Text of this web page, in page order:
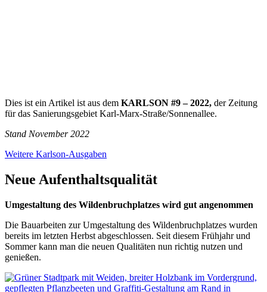
Dies ist ein Artikel ist aus dem KARLSON #9 – 2022, der Zeitung
für das Sanierungsgebiet Karl-Marx-Straße/Sonnenallee.
Stand November 2022
Weitere Karlson-Ausgaben
Neue Aufenthaltsqualität
Umgestaltung des Wildenbruchplatzes wird gut angenommen
Die Bauarbeiten zur Umgestaltung des Wildenbruchplatzes wurden
bereits im letzten Herbst abgeschlossen. Seit diesem Frühjahr und
Sommer kann man die neuen Qualitäten nun richtig nutzen und
genießen.